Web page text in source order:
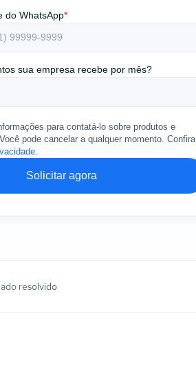
do WhatsApp*
sua empresa recebe por mês?
para contatá-lo sobre produtos e
pode cancelar a qualquer momento. Confira
.
Solicitar agora
resolvido